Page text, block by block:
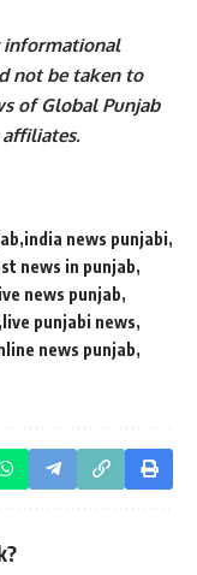
informational
not be taken to
of Global Punjab
india news punjabi
news in punjab
live news punjab
live punjabi news
news punjab